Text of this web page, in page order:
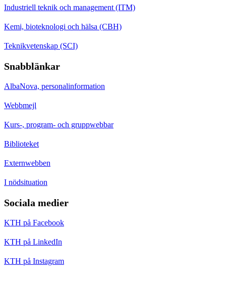
Industriell teknik och management (ITM)
Kemi, bioteknologi och hälsa (CBH)
Teknikvetenskap (SCI)
Snabblänkar
AlbaNova, personalinformation
Webbmejl
Kurs-, program- och gruppwebbar
Biblioteket
Externwebben
I nödsituation
Sociala medier
KTH på Facebook
KTH på LinkedIn
KTH på Instagram